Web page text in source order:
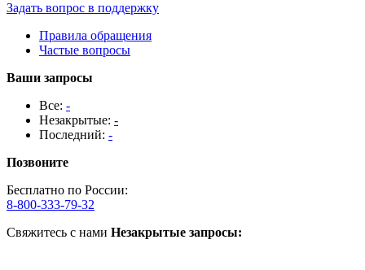
Задать вопрос в поддержку
Правила обращения
Частые вопросы
Ваши запросы
Все: -
Незакрытые: -
Последний: -
Позвоните
Бесплатно по России:
8-800-333-79-32
Свяжитесь с нами Незакрытые запросы: